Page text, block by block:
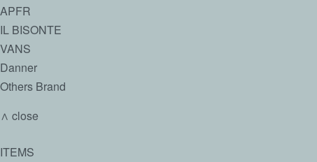
APFR
IL BISONTE
VANS
Danner
Others Brand
∧ close
ITEMS